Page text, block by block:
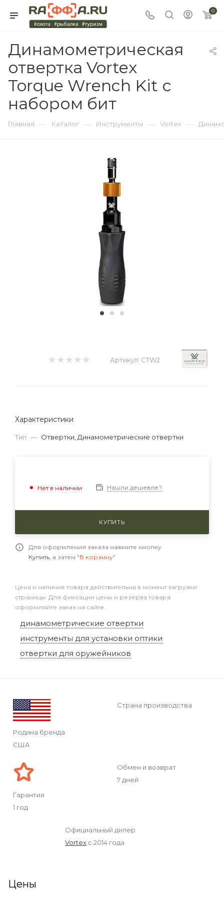
0
Динамометрическая
отвертка Vortex
Torque Wrench Kit с
набором бит
Главная — Каталог — Инструменты — Vortex —
Артикул: CTW2
Характеристики
Тип — Отвертки, Динамометрические отвертки
Нет в наличии Нашли дешевле?
КУПИТЬ
Для оформления заказа нажмите кнопку
Купить, а затем "В корзину"
Цена и наличие товара действительна в момент загрузки
страницы. Для фиксации цены и резерва товара
оформляйте заказ на сайте.
динамометрические отвертки
инструменты для установки оптики
отвертки для оружейников
Родина бренда
США
Страна производства
Гарантия
1 год
Обмен и возврат
7 дней
Официальный дилер
Vortex с 2014 года
Цены